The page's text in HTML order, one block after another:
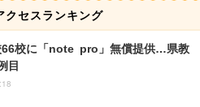
クセスランキング
66校に「note pro」無償提供…県教
目